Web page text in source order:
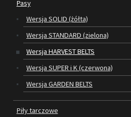
SILNIKI ELEKTRYCZNE
PIŁY TARCZOWE
OUTLET
Pasy
Wersja SOLID (żółta)
Wersja STANDARD (zielona)
Wersja HARVEST BELTS
Wersja SUPER i K (czerwona)
Wersja GARDEN BELTS
Piły tarczowe